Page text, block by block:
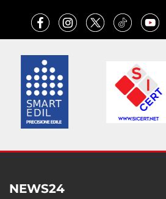
NEWS24